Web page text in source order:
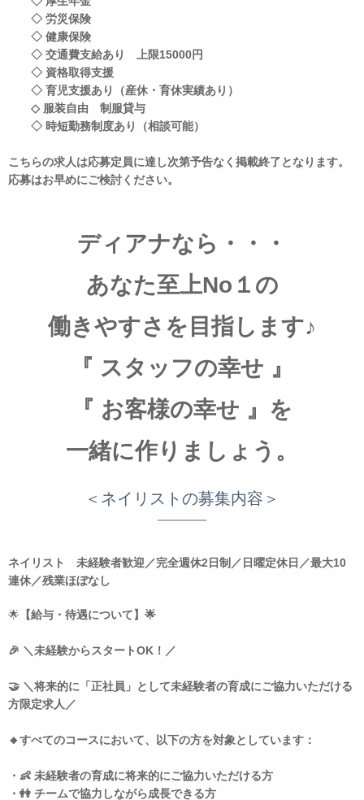
◇ 労災保険
◇ 健康保険
◇ 交通費支給あり 上限15000円
◇ 資格取得支援
◇ 育児支援あり（産休・育休実績あり）
◇ 服装自由 制服貸与
◇ 時短勤務制度あり（相談可能）
こちらの求人は応募定員に達し次第予告なく掲載終了となります。
応募はお早めにご検討ください。
ディアナなら・・・
あなた至上No１の
働きやすさを目指します♪
『 スタッフの幸せ 』
『 お客様の幸せ 』を
一緒に作りましょう。
＜ネイリストの募集内容＞
ネイリスト 未経験者歓迎／完全週休2日制／日曜定休日／最大10
連休／残業ほぼなし
🌟 【給与・待遇について】🌟
🎉 ＼未経験からスタートOK！／
🤝 ＼将来的に「正社員」として未経験者の育成にご協力いただける
方限定求人／
🔸すべてのコースにおいて、以下の方を対象としています：
・👶 未経験者の育成に将来的にご協力いただける方
・👭 チームで協力しながら成長できる方